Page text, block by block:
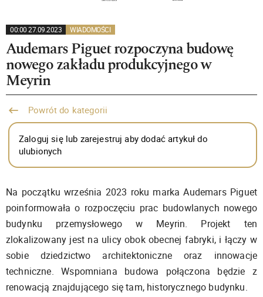
00:00 27.09.2023 WIADOMOŚCI
Audemars Piguet rozpoczyna budowę
nowego zakładu produkcyjnego w
Meyrin
Powrót do kategorii
Zaloguj się lub zarejestruj aby dodać artykuł do
ulubionych
Na początku września 2023 roku marka Audemars Piguet
poinformowała o rozpoczęciu prac budowlanych nowego
budynku przemysłowego w Meyrin. Projekt ten
zlokalizowany jest na ulicy obok obecnej fabryki, i łączy w
sobie dziedzictwo architektoniczne oraz innowacje
techniczne. Wspomniana budowa połączona będzie z
renowacją znajdującego się tam, historycznego budynku.